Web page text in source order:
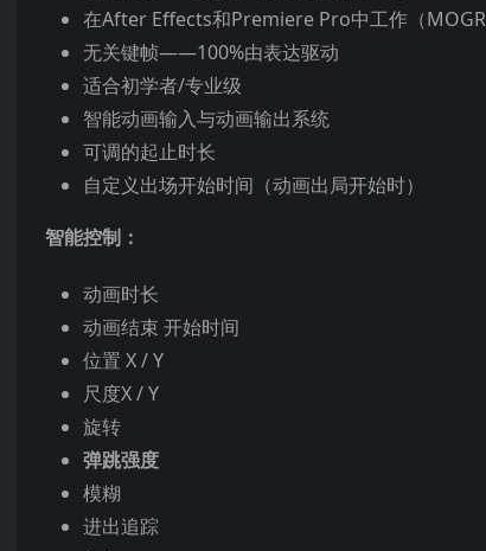
在After Effects和Premiere Pro中工作（
无关键帧——100%由表达驱动
适合初学者/专业级
智能动画输入与动画输出系统
可调的起止时长
自定义出场开始时间（动画出局开始时）
智能控制：
动画时长
动画结束 开始时间
位置 X / Y
尺度X / Y
旋转
弹跳强度
模糊
进出追踪